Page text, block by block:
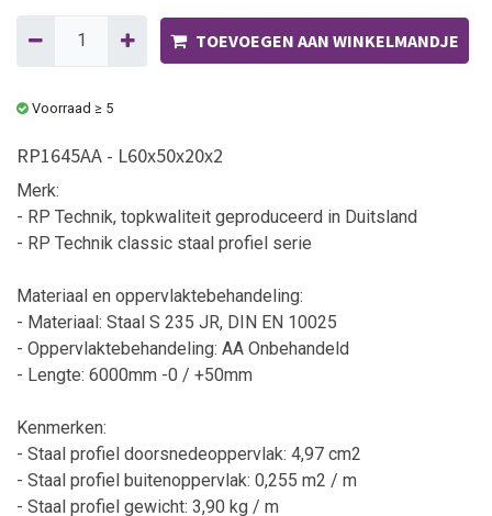
TOEVOEGEN AAN WINKELMANDJE
Voorraad ≥ 5
RP1645AA - L60x50x20x2
Merk:
- RP Technik, topkwaliteit geproduceerd in Duitsland
- RP Technik classic staal profiel serie
Materiaal en oppervlaktebehandeling:
- Materiaal: Staal S 235 JR, DIN EN 10025
- Oppervlaktebehandeling: AA Onbehandeld
- Lengte: 6000mm -0 / +50mm
Kenmerken:
- Staal profiel doorsnedeoppervlak: 4,97 cm2
- Staal profiel buitenoppervlak: 0,255 m2 / m
- Staal profiel gewicht: 3,90 kg / m